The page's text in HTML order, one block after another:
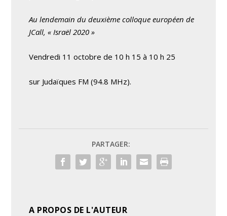
Au lendemain du deuxième colloque européen de
JCall, « Israël 2020 »
Vendredi 11 octobre de 10 h 15 à 10 h 25
sur Judaïques FM (94.8 MHz).
PARTAGER:
A PROPOS DE L'AUTEUR